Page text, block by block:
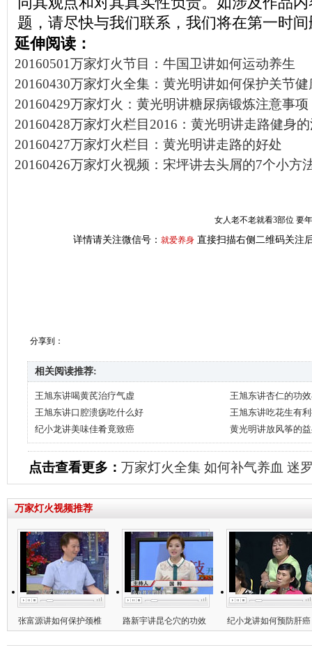
题，请尽快与我们联系，我们将在第一时
延伸阅读：
20160501万家灯火节目：牛国卫讲如何运动养生
20160430万家灯火全集：黄光明讲如何保护关节健
20160429万家灯火：黄光明讲糖尿病锻炼注意事项
20160428万家灯火栏目2016：黄光明讲走路健身
20160427万家灯火栏目：黄光明讲走路的好处
20160426万家灯火视频：宋坪讲去头屑的7个小方
女人老不老就看3部位 要
详情请关注微信号： 就爱养身 直接扫描右侧二维码关注
分享到：
相关阅读推荐:
王旭东讲喝黄芪治疗气虚
王旭东讲杏仁的功
王旭东讲口腔溃疡吃什么好
王旭东讲吃花生有
纪小龙讲美味佳肴竟致癌
黄光明讲放风筝的
点击查看更多： 万家灯火全集 如何补气养血 迷
万家灯火视频推荐
张富源讲如何保护颈椎 路新宇讲昆仑穴的功效 纪小龙讲如何预防肝癌